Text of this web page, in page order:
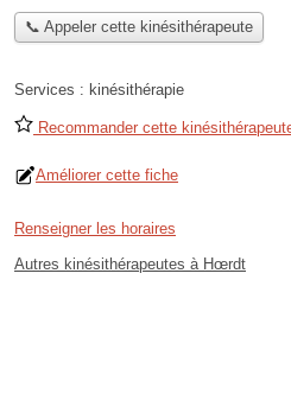
📞 Appeler cette kinésithérapeute
Services : kinésithérapie
Recommander cette
Améliorer cette fiche
Renseigner les horaires
Autres kinésithérapeutes à Hœrdt